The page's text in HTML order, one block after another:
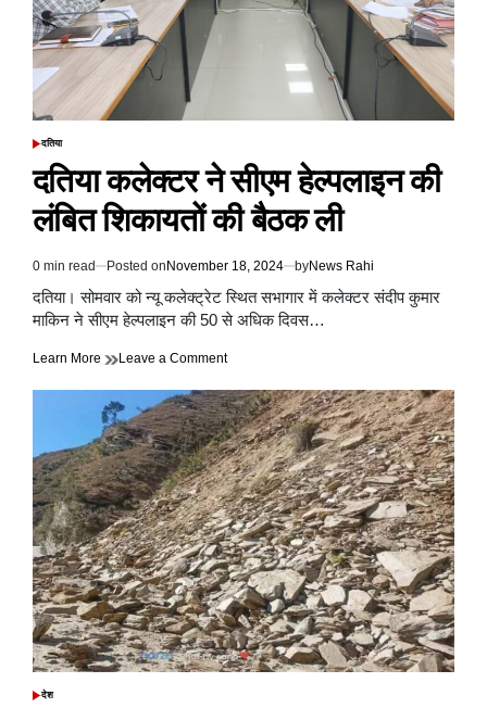
POSTED
दतिया
दतिया कलेक्टर ने सीएम हेल्पलाइन की
लंबित शिकायतों की बैठक ली
Estimated
read
time
0 min read Posted on November 18, 2024 byNews Rahi
दतिया। सोमवार को न्यू कलेक्ट्रेट स्थित सभागार में कलेक्टर संदीप कुमार
माकिन ने सीएम हेल्पलाइन की 50 से अधिक दिवस…
Learn More Leave a Commenton
कलेक्टर
ने
सीएम
हेल्पलाइन
की
लंबित
शिकायतों
की
बैठक
ली
POSTED
देश